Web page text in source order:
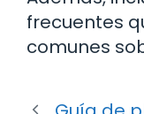
frecuentes
comunes